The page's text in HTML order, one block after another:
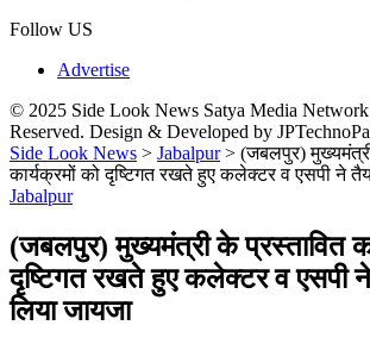
Follow US
Advertise
© 2025 Side Look News Satya Media
Reserved. Design & Developed by
Side Look News > Jabalpur> (जबलपुर)
कार्यक्रमों को दृष्टिगत रखते हुए कलेक्‍टर व एसपी ने
Jabalpur
(जबलपुर) मुख्‍यमंत्री के प्रस्‍तावित
दृष्टिगत रखते हुए कलेक्‍टर व एसपी ने
लिया जायजा